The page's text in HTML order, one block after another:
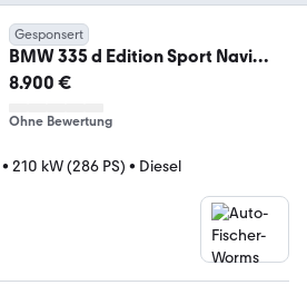
Gesponsert
BMW 335 d Edition Sport Navi
Xenon Leder
8.900 €
Ohne Bewertung
• 210 kW (286 PS) • Diesel